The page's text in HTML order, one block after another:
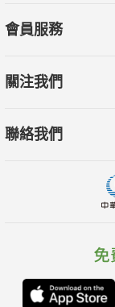
會員服務
關注我們
聯絡我們